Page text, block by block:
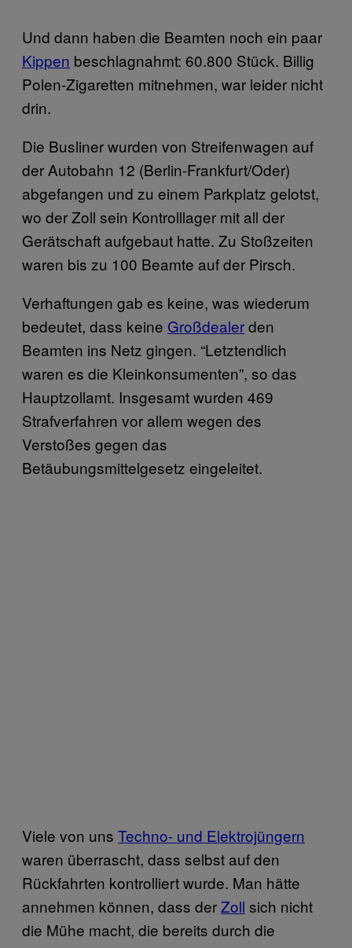
Und dann haben die Beamten noch ein paar
Kippen beschlagnahmt: 60.800 Stück. Billig
Polen-Zigaretten mitnehmen, war leider nicht
drin.
Die Busliner wurden von Streifenwagen auf
der Autobahn 12 (Berlin-Frankfurt/Oder)
abgefangen und zu einem Parkplatz gelotst,
wo der Zoll sein Kontrolllager mit all der
Gerätschaft aufgebaut hatte. Zu Stoßzeiten
waren bis zu 100 Beamte auf der Pirsch.
Verhaftungen gab es keine, was wiederum
bedeutet, dass keine Großdealerden
Beamten ins Netz gingen. “Letztendlich
waren es die Kleinkonsumenten”, so das
Hauptzollamt. Insgesamt wurden 469
Strafverfahren vor allem wegen des
Verstoßes gegen das
Betäubungsmittelgesetz eingeleitet.
Viele von uns Techno- und Elektrojüngern
waren überrascht, dass selbst auf den
Rückfahrten kontrolliert wurde. Man hätte
annehmen können, dass derZoll sich nicht
die Mühe macht, die bereits durch die